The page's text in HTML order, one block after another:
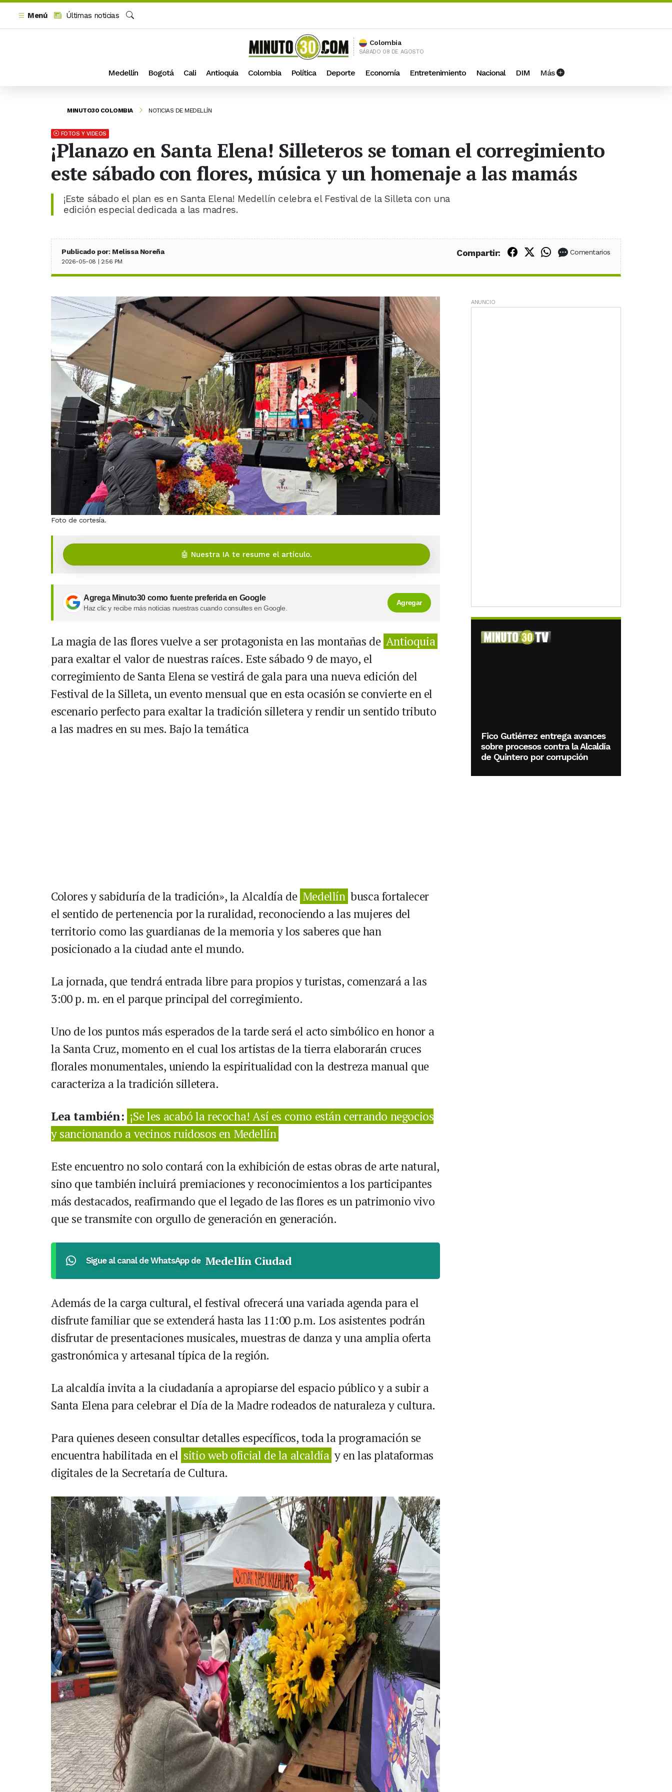
Menú
Últimas noticias
Buscar
Colombia
SÁBADO 08 DE AGOSTO
Medellín Bogotá Cali Antioquia Colombia Política Deporte Economía Entretenimiento Nacional DIM Más
MINUTO30 COLOMBIA NOTICIAS DE MEDELLÍN
FOTOS Y VIDEOS
¡Planazo en Santa Elena! Silleteros se toman el corregimiento
este sábado con flores, música y un homenaje a las mamás
¡Este sábado el plan es en Santa Elena! Medellín celebra el Festival de la Silleta con una
edición especial dedicada a las madres.
Publicado por: Melissa Noreña
2026-05-08 | 2:56 PM
Compartir: Compartir en Facebook
Compartir en X (Twitter)
Compartir en WhatsApp
Comentarios
Foto de cortesía.
🤖 Nuestra IA te resume el artículo.
Agrega Minuto30 como fuente preferida en Google
Haz clic y recibe más noticias nuestras cuando consultes en Google.
Agregar
La magia de las flores vuelve a ser protagonista en las montañas de Antioquia
para exaltar el valor de nuestras raíces. Este sábado 9 de mayo, el
corregimiento de Santa Elena se vestirá de gala para una nueva edición del
Festival de la Silleta, un evento mensual que en esta ocasión se convierte en el
escenario perfecto para exaltar la tradición silletera y rendir un sentido tributo
a las madres en su mes. Bajo la temática
Colores y sabiduría de la tradición», la Alcaldía de Medellín busca fortalecer
el sentido de pertenencia por la ruralidad, reconociendo a las mujeres del
territorio como las guardianas de la memoria y los saberes que han
posicionado a la ciudad ante el mundo.
La jornada, que tendrá entrada libre para propios y turistas, comenzará a las
3:00 p. m. en el parque principal del corregimiento.
Uno de los puntos más esperados de la tarde será el acto simbólico en honor a
la Santa Cruz, momento en el cual los artistas de la tierra elaborarán cruces
florales monumentales, uniendo la espiritualidad con la destreza manual que
caracteriza a la tradición silletera.
Lea también: ¡Se les acabó la recocha! Así es como están cerrando negocios
y sancionando a vecinos ruidosos en Medellín
Este encuentro no solo contará con la exhibición de estas obras de arte natural,
sino que también incluirá premiaciones y reconocimientos a los participantes
más destacados, reafirmando que el legado de las flores es un patrimonio vivo
que se transmite con orgullo de generación en generación.
Sigue al canal de WhatsApp de Medellín Ciudad
Además de la carga cultural, el festival ofrecerá una variada agenda para el
disfrute familiar que se extenderá hasta las 11:00 p.m. Los asistentes podrán
disfrutar de presentaciones musicales, muestras de danza y una amplia oferta
gastronómica y artesanal típica de la región.
La alcaldía invita a la ciudadanía a apropiarse del espacio público y a subir a
Santa Elena para celebrar el Día de la Madre rodeados de naturaleza y cultura.
Para quienes deseen consultar detalles específicos, toda la programación se
encuentra habilitada en el sitio web oficial de la alcaldía y en las plataformas
digitales de la Secretaría de Cultura.
ANUNCIO
Fico Gutiérrez entrega avances
sobre procesos contra la Alcaldía
de Quintero por corrupción